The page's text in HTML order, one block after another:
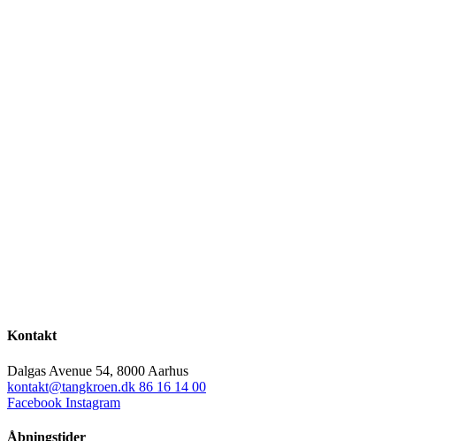
Kontakt
Dalgas Avenue 54, 8000 Aarhus
kontakt@tangkroen.dk 86 16 14 00
Facebook Instagram
Åbningstider